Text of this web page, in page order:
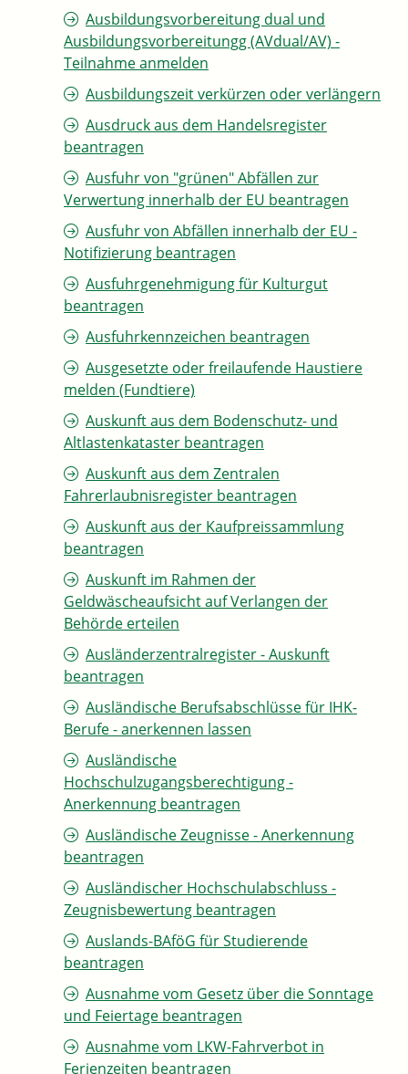
Ausbildungsvorbereitung dual und
Ausbildungsvorbereitungg (AVdual/AV) -
Teilnahme anmelden
Ausbildungszeit verkürzen oder verlängern
Ausdruck aus dem Handelsregister
beantragen
Ausfuhr von "grünen" Abfällen zur
Verwertung innerhalb der EU beantragen
Ausfuhr von Abfällen innerhalb der EU -
Notifizierung beantragen
Ausfuhrgenehmigung für Kulturgut
beantragen
Ausfuhrkennzeichen beantragen
Ausgesetzte oder freilaufende Haustiere
melden (Fundtiere)
Auskunft aus dem Bodenschutz- und
Altlastenkataster beantragen
Auskunft aus dem Zentralen
Fahrerlaubnisregister beantragen
Auskunft aus der Kaufpreissammlung
beantragen
Auskunft im Rahmen der
Geldwäscheaufsicht auf Verlangen der
Behörde erteilen
Ausländerzentralregister - Auskunft
beantragen
Ausländische Berufsabschlüsse für IHK-
Berufe - anerkennen lassen
Ausländische
Hochschulzugangsberechtigung -
Anerkennung beantragen
Ausländische Zeugnisse - Anerkennung
beantragen
Ausländischer Hochschulabschluss -
Zeugnisbewertung beantragen
Auslands-BAföG für Studierende
beantragen
Ausnahme vom Gesetz über die Sonntage
und Feiertage beantragen
Ausnahme vom LKW-Fahrverbot in
Ferienzeiten beantragen